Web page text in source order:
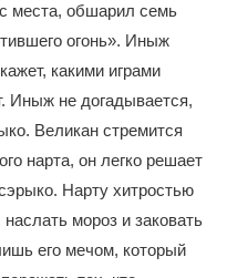
места, обшарил семь
огонь». Иныж
какими играми
Иныж не догадывается,
Великан стремится
нарта, он легко решает
Нарту хитростью
мороз и заковать
его мечом, который